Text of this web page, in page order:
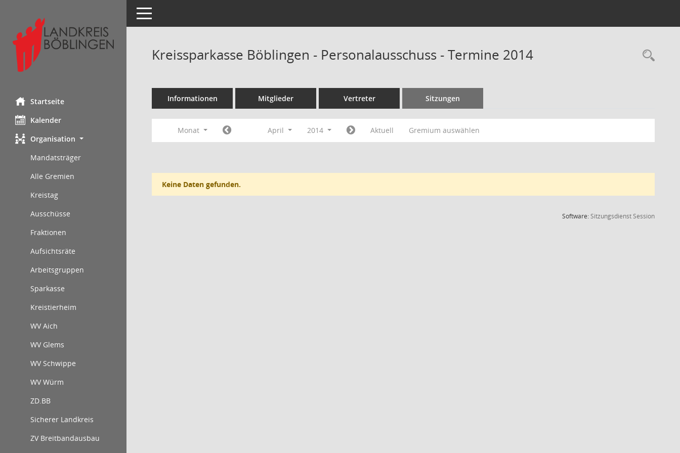
Startseite
Kalender
Organisation
Mandatsträger
Alle Gremien
Kreistag
Ausschüsse
Fraktionen
Aufsichtsräte
Arbeitsgruppen
Sparkasse
Kreistierheim
WV Aich
WV Glems
WV Schwippe
WV Würm
ZD.BB
Sicherer Landkreis
ZV Breitbandausbau
Toggle navigation
Kreissparkasse Böblingen - Personalausschuss - Termine 2014
Informationen Mitglieder Vertreter Sitzungen
Monat April 2014 Aktuell Gremium auswählen
Keine Daten gefunden.
Software:SitzungsdienstSession(Wird in